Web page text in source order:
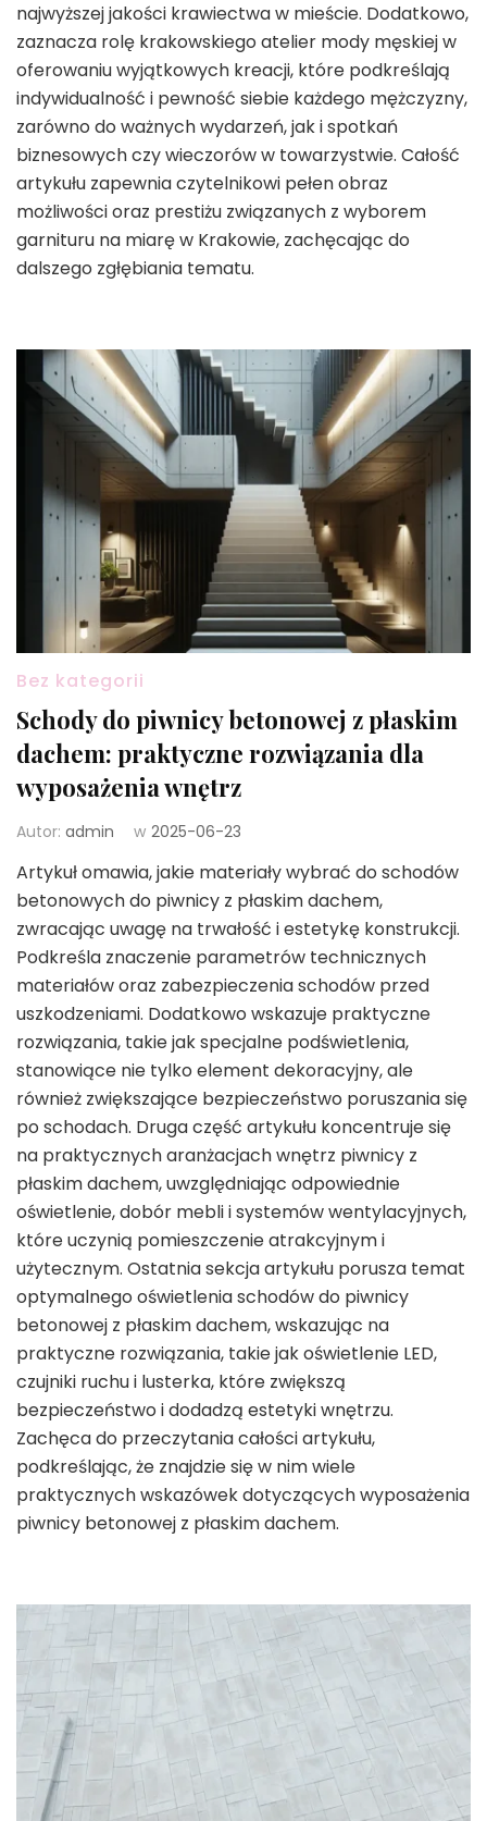
najwyższej jakości krawiectwa w mieście. Dodatkowo,
zaznacza rolę krakowskiego atelier mody męskiej w
oferowaniu wyjątkowych kreacji, które podkreślają
indywidualność i pewność siebie każdego mężczyzny,
zarówno do ważnych wydarzeń, jak i spotkań
biznesowych czy wieczorów w towarzystwie. Całość
artykułu zapewnia czytelnikowi pełen obraz
możliwości oraz prestiżu związanych z wyborem
garnituru na miarę w Krakowie, zachęcając do
dalszego zgłębiania tematu.
Bez kategorii
Schody do piwnicy betonowej z płaskim
dachem: praktyczne rozwiązania dla
wyposażenia wnętrz
Autor: admin w 2025-06-23
Artykuł omawia, jakie materiały wybrać do schodów
betonowych do piwnicy z płaskim dachem,
zwracając uwagę na trwałość i estetykę konstrukcji.
Podkreśla znaczenie parametrów technicznych
materiałów oraz zabezpieczenia schodów przed
uszkodzeniami. Dodatkowo wskazuje praktyczne
rozwiązania, takie jak specjalne podświetlenia,
stanowiące nie tylko element dekoracyjny, ale
również zwiększające bezpieczeństwo poruszania się
po schodach. Druga część artykułu koncentruje się
na praktycznych aranżacjach wnętrz piwnicy z
płaskim dachem, uwzględniając odpowiednie
oświetlenie, dobór mebli i systemów wentylacyjnych,
które uczynią pomieszczenie atrakcyjnym i
użytecznym. Ostatnia sekcja artykułu porusza temat
optymalnego oświetlenia schodów do piwnicy
betonowej z płaskim dachem, wskazując na
praktyczne rozwiązania, takie jak oświetlenie LED,
czujniki ruchu i lusterka, które zwiększą
bezpieczeństwo i dodadzą estetyki wnętrzu.
Zachęca do przeczytania całości artykułu,
podkreślając, że znajdzie się w nim wiele
praktycznych wskazówek dotyczących wyposażenia
piwnicy betonowej z płaskim dachem.